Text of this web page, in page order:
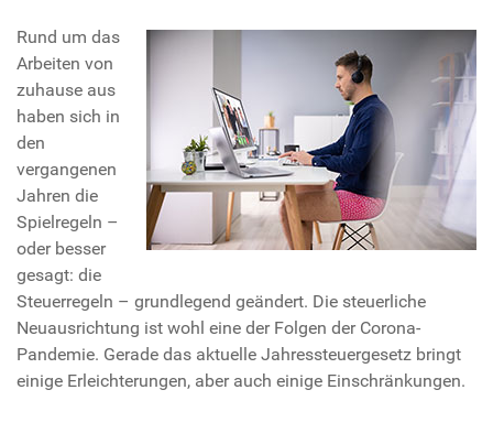
Rund um das
Arbeiten von
zuhause aus
haben sich in
den
vergangenen
Jahren die
Spielregeln –
oder besser
gesagt: die
Steuerregeln – grundlegend geändert. Die steuerliche
Neuausrichtung ist wohl eine der Folgen der Corona-
Pandemie. Gerade das aktuelle Jahressteuergesetz bringt
einige Erleichterungen, aber auch einige Einschränkungen.